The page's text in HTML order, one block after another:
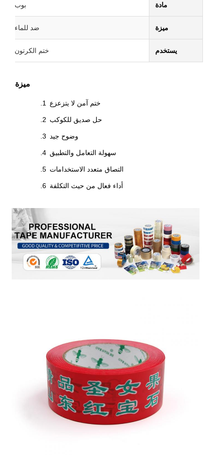
مادة بوب
ميزة ضد للماء
يستخدم ختم الكرتون
ميزة
ختم آمن لا يتزعزع
حل صديق للكوكب
وضوح جيد
سهولة التعامل والتطبيق
التصاق متعدد الاستخدامات
أداء فعال من حيث التكلفة